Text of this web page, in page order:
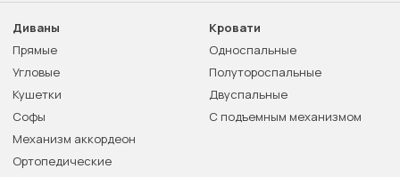
Диваны
Прямые
Угловые
Кушетки
Софы
Механизм аккордеон
Ортопедические
Кровати
Односпальные
Полутороспальные
Двуспальные
С подъемным механизмом